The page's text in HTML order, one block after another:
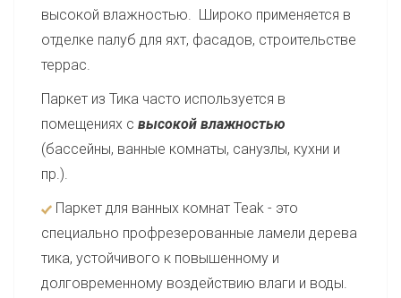
высокой влажностью. Широко применяется в
отделке палуб для яхт, фасадов, строительстве
террас.
Паркет из Тика часто используется в
помещениях с высокой влажностью
(бассейны, ванные комнаты, санузлы, кухни и
пр.).
Паркет для ванных комнат Teak - это
специально профрезерованные ламели дерева
тика, устойчивого к повышенному и
долговременному воздействию влаги и воды.